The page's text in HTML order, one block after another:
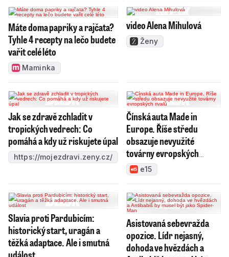
Máte doma papriky a rajčata?
Tyhle 4 recepty na lečo budete
vařit celé léto
Maminka
video Alena Mihulová
Ženy
Jak se zdravě zchladit v
tropických vedrech: Co
pomáhá a kdy už riskujete úpal
https://mojezdravi.zeny.cz/
Čínská auta Made in
Europe. Říše středu
obsazuje nevyužité
továrny evropských
rivalůe15
Slavia proti Pardubicím:
historický start, uragán a
těžká adaptace. Ale i smutná
Asistovaná sebevražda
opozice. Lídr nejasný,
dohoda ve hvězdách a